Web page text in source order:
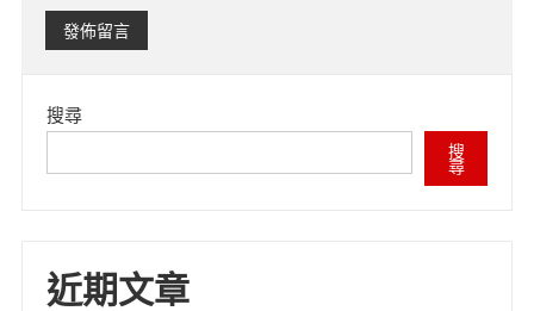
搜尋
搜
尋
近期文章